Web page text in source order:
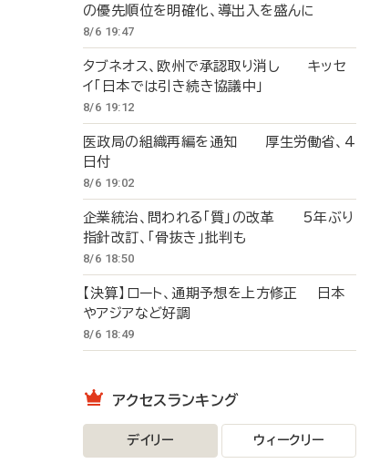
の優先順位を明確化、導出入を盛んに
8/6 19:47
タブネオス、欧州で承認取り消し キッセ
イ「日本では引き続き協議中」
8/6 19:12
医政局の組織再編を通知 厚生労働省、4
日付
8/6 19:02
企業統治、問われる「質」の改革 5年ぶり
指針改訂、「骨抜き」批判も
8/6 18:50
【決算】ロート、通期予想を上方修正 日本
やアジアなど好調
8/6 18:49
アクセスランキング
デイリー ウィークリー